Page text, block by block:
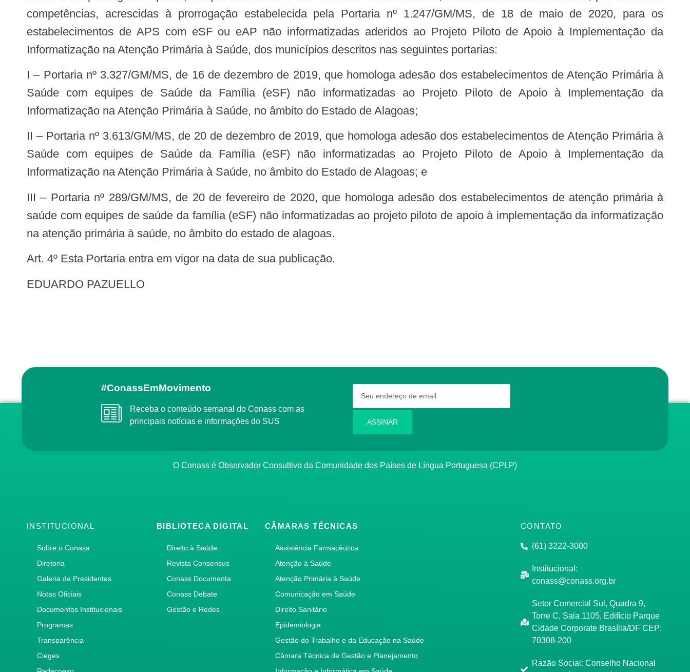
competências, acrescidas à prorrogação estabelecida pela Portaria nº 1.247/GM/MS, de 18 de maio de 2020, para os
estabelecimentos de APS com eSF ou eAP não informatizadas aderidos ao Projeto Piloto de Apoio à Implementação da
Informatização na Atenção Primária à Saúde, dos municípios descritos nas seguintes portarias:
I – Portaria nº 3.327/GM/MS, de 16 de dezembro de 2019, que homologa adesão dos estabelecimentos de Atenção Primária à
Saúde com equipes de Saúde da Família (eSF) não informatizadas ao Projeto Piloto de Apoio à Implementação da
Informatização na Atenção Primária à Saúde, no âmbito do Estado de Alagoas;
II – Portaria nº 3.613/GM/MS, de 20 de dezembro de 2019, que homologa adesão dos estabelecimentos de Atenção Primária à
Saúde com equipes de Saúde da Família (eSF) não informatizadas ao Projeto Piloto de Apoio à Implementação da
Informatização na Atenção Primária à Saúde, no âmbito do Estado de Alagoas; e
III – Portaria nº 289/GM/MS, de 20 de fevereiro de 2020, que homologa adesão dos estabelecimentos de atenção primária à
saúde com equipes de saúde da família (eSF) não informatizadas ao projeto piloto de apoio à implementação da informatização
na atenção primária à saúde, no âmbito do estado de alagoas.
Art. 4º Esta Portaria entra em vigor na data de sua publicação.
EDUARDO PAZUELLO
#ConassEmMovimento
Receba o conteúdo semanal do Conass com as
principais notícias e informações do SUS
ASSINAR
O Conass é Observador Consultivo da Comunidade dos Países de Língua Portuguesa (CPLP)
INSTITUCIONAL
Sobre o Conass
Diretoria
Galeria de Presidentes
Notas Oficiais
Documentos Institucionais
Programas
Transparência
Cieges
BIBLIOTECA DIGITAL
Direito à Saúde
Revista Consensus
Conass Documenta
Conass Debate
Gestão e Redes
CÂMARAS TÉCNICAS
Assistência Farmacêutica
Atenção à Saúde
Atenção Primária à Saúde
Comunicação em Saúde
Direito Sanitário
Epidemiologia
Gestão do Trabalho e da Educação na Saúde
Câmara Técnica de Gestão e Planejamento
CONTATO
(61) 3222-3000
Institucional:
conass@conass.org.br
Setor Comercial Sul, Quadra 9,
Torre C, Sala 1105, Edifício Parque
Cidade Corporate Brasília/DF CEP:
70308-200
Razão Social: Conselho Nacional